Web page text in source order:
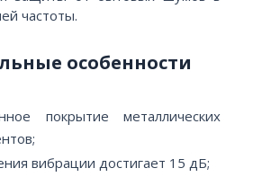
частоты.
особенности
покрытие металлических
вибрации достигает 15 дБ;